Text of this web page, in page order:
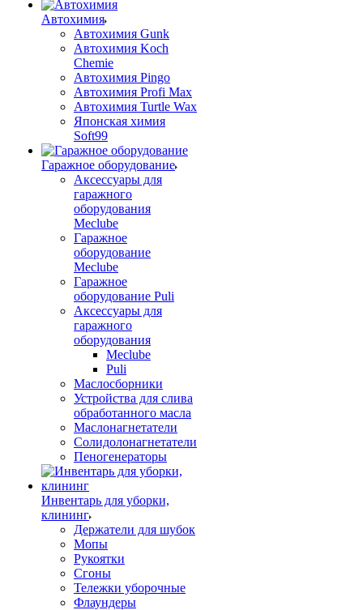
Автохимия
Автохимия Gunk
Автохимия Koch
Chemie
Автохимия Pingo
Автохимия Profi Max
Автохимия Turtle Wax
Японская химия
Soft99
Гаражное оборудование
Аксессуары для
гаражного
оборудования
Meclube
Гаражное
оборудование
Meclube
Гаражное
оборудование Puli
Аксессуары для
гаражного
оборудования
Meclube
Puli
Маслосборники
Устройства для слива
обработанного масла
Маслонагнетатели
Солидолонагнетатели
Пеногенераторы
Инвентарь для уборки,
клининг
Держатели для шубок
Мопы
Рукоятки
Сгоны
Тележки уборочные
Флаундеры